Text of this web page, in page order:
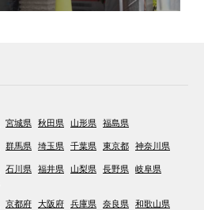
宮城県 秋田県 山形県 福島県
群馬県 埼玉県 千葉県 東京都 神奈川県
石川県 福井県 山梨県 長野県
岐阜県
京都府 大阪府 兵庫県 奈良県 和歌山県